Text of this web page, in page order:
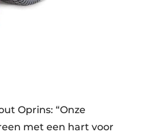
Oprins: “Onze
met een hart voor